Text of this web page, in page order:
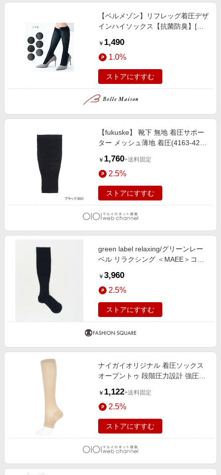
【ベルメゾン】リフレッグ着圧デザ
インハイソックス【抗菌防臭】[日
￥ 1,490
1.0%
ストアにすすむ
【fukuske】 靴下 無地 着圧サポー
ター メッシュ薄地 着圧(4163-421)
￥ 1,760+送料固定
2.5%
ストアにすすむ
green label relaxing/グリーンレー
ベル リラクシング ＜MAEE＞コン
クス / 靴下 NAVY FREE
￥ 3,960
2.5%
ストアにすすむ
ナイガイオリジナル 着圧ソックス
オープントゥ 段階圧力設計 強圧
￥ 1,122+送料固定
2.5%
ストアにすすむ